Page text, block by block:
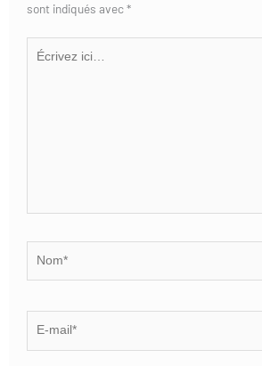
sont indiqués avec*
Écrivez
ici…
mail*